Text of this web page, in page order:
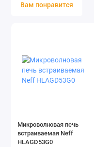
Вам понравится
Микроволновая печь
встраиваемая Neff
HLAGD53G0